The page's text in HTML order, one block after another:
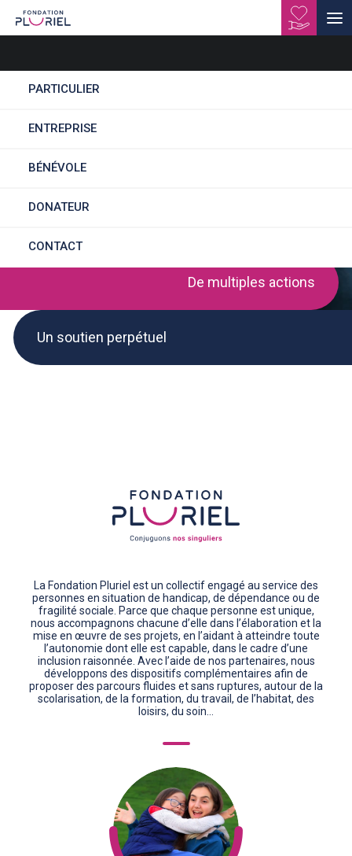
PARTICULIER
ENTREPRISE
BÉNÉVOLE
DONATEUR
CONTACT
ACCOMPAGNANT
EDUCATIF ET SOCIAL
OU AIDE SOIGNANT
De multiples actions
Un soutien perpétuel
La Fondation Pluriel est un collectif engagé au service des
personnes en situation de handicap, de dépendance ou de
fragilité sociale. Parce que chaque personne est unique,
nous accompagnons chacune d’elle dans l’élaboration et la
mise en œuvre de ses projets, en l’aidant à atteindre toute
l’autonomie dont elle est capable, dans le cadre d’une
inclusion raisonnée. Avec l’aide de nos partenaires, nous
développons des dispositifs complémentaires afin de
proposer des parcours fluides et sans ruptures, autour de la
scolarisation, de la formation, du travail, de l’habitat, des
loisirs, du soin…